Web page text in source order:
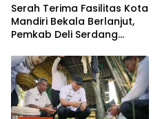
Serah Terima Fasilitas Kota
Mandiri Bekala Berlanjut,
Pemkab Deli Serdang